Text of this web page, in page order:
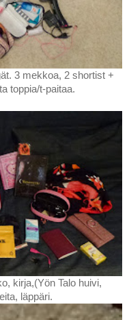
3 mekkoa, 2 shortist +
toppia/t-paitaa.
kirja,(Yön Talo huivi,
läppäri.